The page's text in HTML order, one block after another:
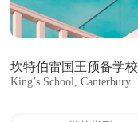
坎特伯雷国王预备学校
King’s School, Canterbury